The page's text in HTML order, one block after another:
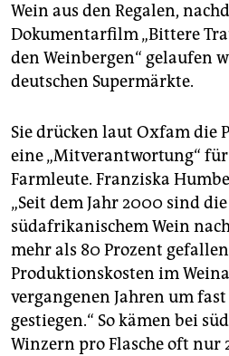
Wein aus den Regalen,
Dokumentarfilm „Bittere
den Weinbergen“ gelaufen
deutschen Supermärkte.
Sie drücken laut Oxfam die
eine „Mitverantwortung“
Farmleute. Franziska
„Seit dem Jahr 2000 sind
südafrikanischem Wein
mehr als 80 Prozent
Produktionskosten im
vergangenen Jahren um
gestiegen.“ So kämen bei
Winzern pro Flasche oft nur